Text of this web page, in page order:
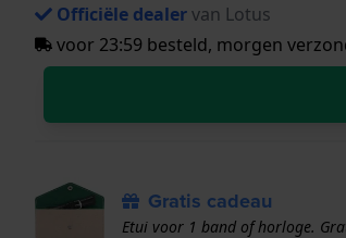
Officiële dealervan Lotus
voor 23:59 besteld, morgen
Gratis cadeau
Etui voor 1 band of horloge.